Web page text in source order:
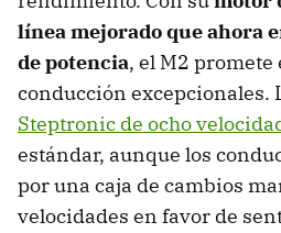
línea mejorado que ahora
de potencia, el M2
conducción excepcionales.
Steptronic de ocho
estándar, aunque los
por una caja de cambios
velocidades en favor de